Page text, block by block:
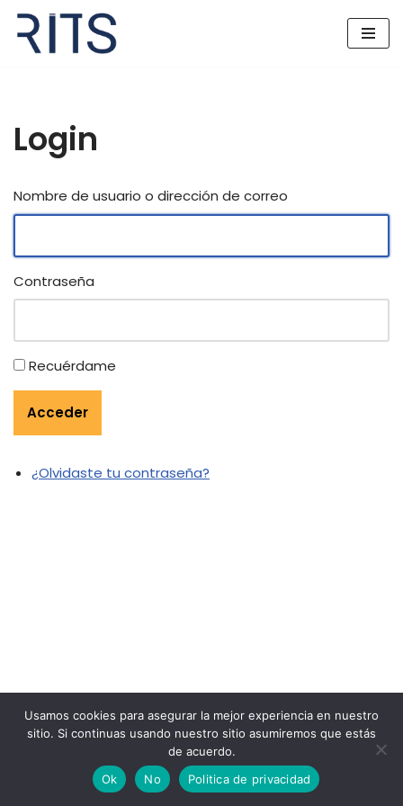
Saltar
Login
Nombre de usuario o dirección de correo
Contraseña
Recuérdame
Acceder
¿Olvidaste tu contraseña?
Español
Copyright 2020 Robotics and IT Solutions S.A de C.V.
Usamos cookies para asegurar la mejor experiencia en nuestro
sitio. Si continuas usando nuestro sitio asumiremos que estás
de acuerdo.
Ok
No Politica de privacidad